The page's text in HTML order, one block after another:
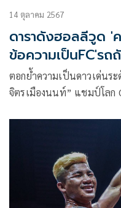
14 ตุลาคม 2567
ดาราดังฮอลลีวูด '
ข้อความเป็นFC'รถ
ตอกย้ำความเป็นดาวเด่นร
จิตรเมืองนนท์” แชมป์โลก
ดัง เจ้าของบทบาทเทพเจ้
แกรมส่วนตัว
คลิปเข้ามาทักทาย พร้อมอ
การชกไฟต์ต่อไปด้วย